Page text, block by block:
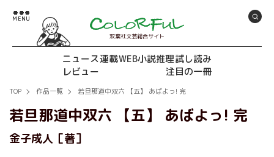
双葉社文芸総合サイト
ニュース連載WEB小説推理試し読み
レビュー
注目の一冊
TOP 作品一覧 若旦那道中双六 【五】 あばよっ! 完
若旦那道中双六 【五】 あばよっ! 完
金子成人［著］